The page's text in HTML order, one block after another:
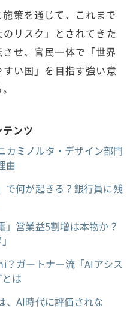
策を通じて、これまで
のリスク」とされてきた
せ、官民一体で「世界
い国」を目指す強い意
ンツ
ミノルタ・デザイン部門
由
で何が起きる？銀行員に残
営業益5割増は本物か？
ガートナー流「AIアシス
は
、AI時代に評価されな